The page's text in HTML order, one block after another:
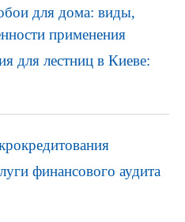
для дома: виды,
применения
для лестниц в Киеве:
финансового аудита